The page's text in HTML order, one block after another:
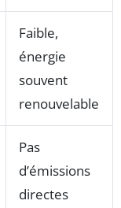
Faible,
énergie
souvent
renouvelable
Pas
d’émissions
directes